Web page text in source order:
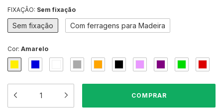
FIXAÇÃO: Sem fixação
Sem fixação Com ferragens para Madeira
Cor: Amarelo